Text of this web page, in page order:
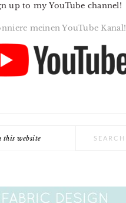
up to my YouTube channel!
meinen YouTube Kanal!